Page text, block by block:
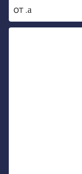
от .